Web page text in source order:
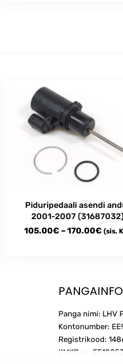
Piduripedaali asendi
2001-2007 (31687032)
105.00€ –170.00€Price
(sis.
PANGAINFO
Panga nimi: LHV
Kontonumber:
Registrikood:
KMKR nr: